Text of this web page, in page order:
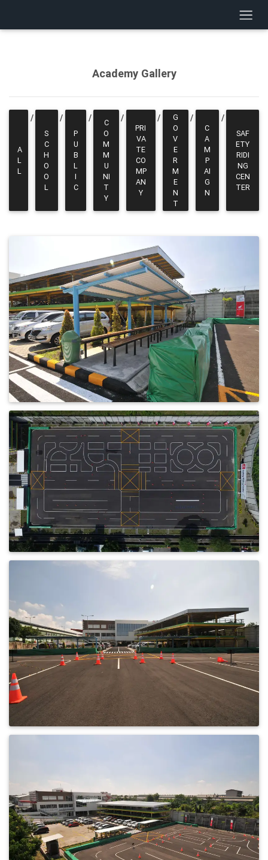
Academy Gallery
A
L
L
/
S
C
H
O
O
L
/
P
U
B
L
I
C
/
C
O
M
M
U
NI
T
Y
/
PRI
VA
TE
CO
MP
AN
Y
/
G
O
V
E
R
M
E
N
T
/
C
A
M
P
AI
G
N
/
SAF
ETY
RIDI
NG
CEN
TER